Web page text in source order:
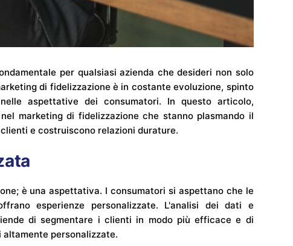
per qualsiasi azienda che desideri non solo
di fidelizzazione è in costante evoluzione, spinto
aspettative dei consumatori. In questo articolo,
marketing di fidelizzazione che stanno plasmando il
e costruiscono relazioni durature.
è una aspettativa. I consumatori si aspettano che le
esperienze personalizzate. L'analisi dei dati e
di segmentare i clienti in modo più efficace e di
personalizzate.